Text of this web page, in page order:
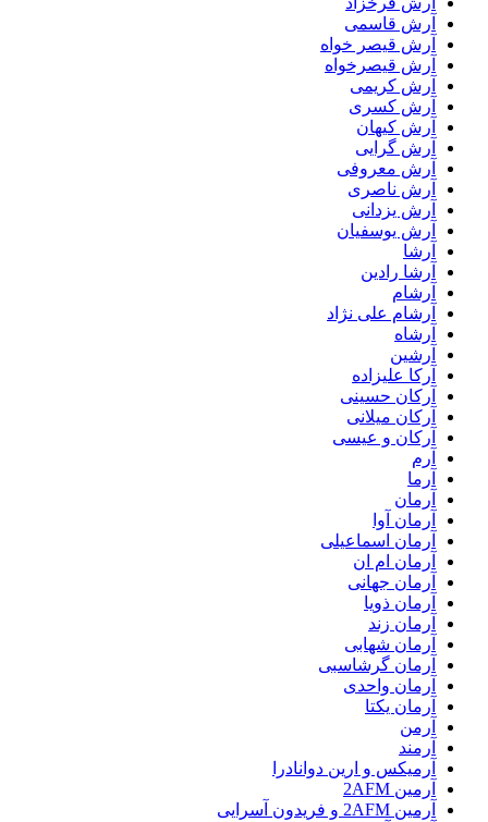
آرش قاسمی
آرش قیصر خواه
آرش قیصرخواه
آرش کریمی
آرش کسری
آرش کیهان
آرش گرایی
آرش معروفی
آرش ناصری
آرش یزدانی
آرش یوسفیان
آرشا
آرشا رادین
آرشام
آرشام علی نژاد
آرشاه
آرشین
آرکا علیزاده
آرکان حسینی
آرکان میلانی
آرکان و عیسی
آرم
آرما
آرمان
آرمان آوا
آرمان اسماعیلی
آرمان ام ان
آرمان جهانی
آرمان ذویا
آرمان زند
آرمان شهابی
آرمان گرشاسبی
آرمان واحدی
آرمان یکتا
آرمن
آرمند
آرمیکس و ارین دوانادرا
آرمین 2AFM
آرمین 2AFM و فریدون آسرایی